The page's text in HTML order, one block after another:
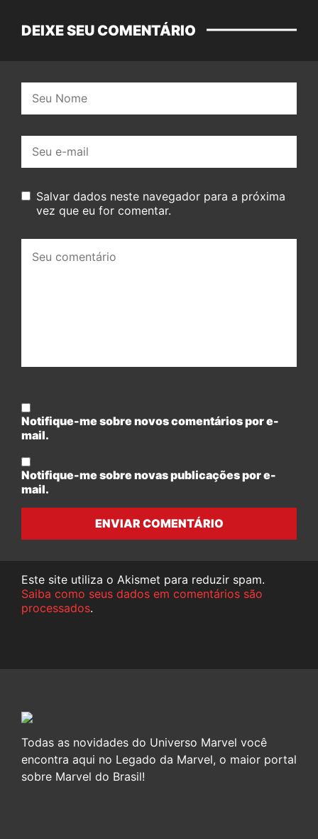
DEIXE SEU COMENTÁRIO
mail:
Salvar dados neste navegador para a próxima
vez que eu for comentar.
comentário:
Notifique-me sobre novos comentários por e-
mail.
Notifique-me sobre novas publicações por e-
mail.
ENVIAR COMENTÁRIO
Este site utiliza o Akismet para reduzir spam.
Saiba como seus dados em comentários são
processados.
Todas as novidades do Universo Marvel você
encontra aqui no Legado da Marvel, o maior portal
sobre Marvel do Brasil!